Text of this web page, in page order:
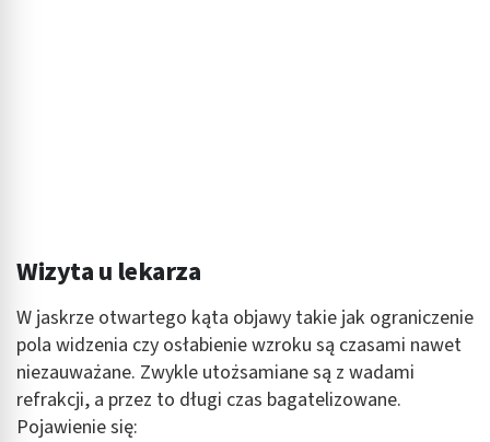
Wizyta u lekarza
W jaskrze otwartego kąta objawy takie jak ograniczenie
pola widzenia czy osłabienie wzroku są czasami nawet
niezauważane. Zwykle utożsamiane są z wadami
refrakcji, a przez to długi czas bagatelizowane.
Pojawienie się: